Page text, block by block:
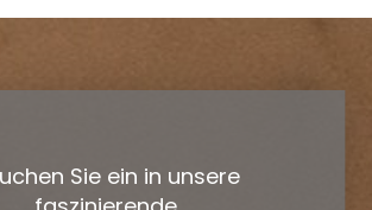
Sie ein in unsere